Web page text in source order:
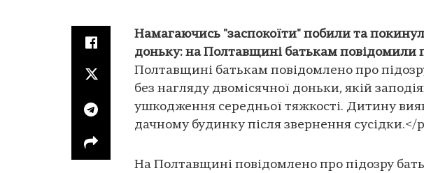
Намагаючись "заспокоїти" побили та
доньку: на Полтавщині батькам повідомили
Полтавщині батькам повідомлено про
без нагляду двомісячної доньки, якій
ушкодження середньої тяжкості. Дитину
дачному будинку після звернення сусідки.</
На Полтавщині повідомлено про підозру